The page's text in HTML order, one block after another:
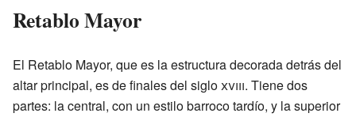
Retablo Mayor
El Retablo Mayor, que es la estructura decorada detrás del
altar principal, es de finales del sigloxviii. Tiene dos
partes: la central, con un estilo barroco tardío, y la superior